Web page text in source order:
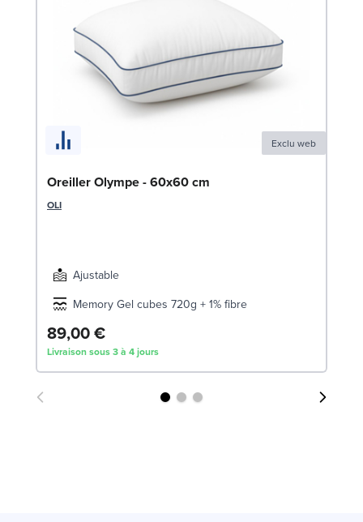
Exclu web
Oreiller Olympe - 60x60 cm
OLI
Ajustable
Memory Gel cubes 720g + 1% fibre
89,00 €
Livraison sous 3 à 4 jours